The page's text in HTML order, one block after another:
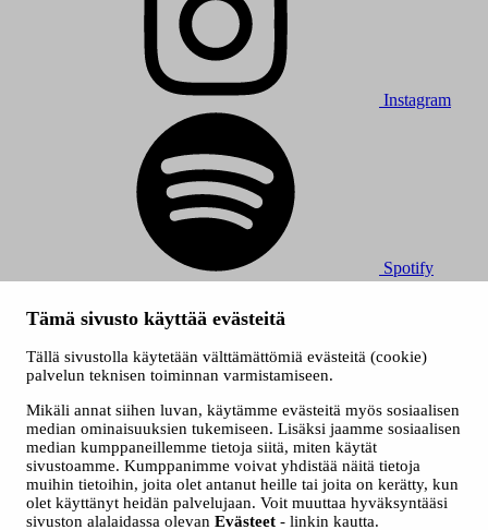
Tämä sivusto käyttää evästeitä
Tällä sivustolla käytetään välttämättömiä evästeitä (cookie)
palvelun teknisen toiminnan varmistamiseen.
Mikäli annat siihen luvan, käytämme evästeitä myös sosiaalisen
median ominaisuuksien tukemiseen. Lisäksi jaamme sosiaalisen
median kumppaneillemme tietoja siitä, miten käytät
sivustoamme. Kumppanimme voivat yhdistää näitä tietoja
muihin tietoihin, joita olet antanut heille tai joita on kerätty, kun
olet käyttänyt heidän palvelujaan. Voit muuttaa hyväksyntääsi
sivuston alalaidassa olevan Evästeet - linkin kautta.
Instagram
Spotify
Kaikki oikeudet muutoksiin pidätetään.
Saavutettavuusseloste
Tietosuojaselosteet